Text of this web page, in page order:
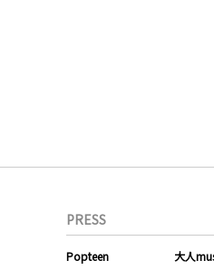
PRESS
Popteen 大人